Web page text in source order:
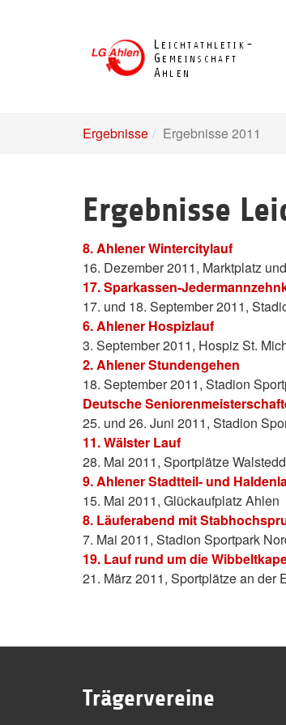
Ergebnisse Ergebnisse 2011
Ergebnisse
8. Ahlener Wintercitylauf
16. Dezember 2011, Marktplatz
17. Sparkassen-
17. und 18. September 2011,
6. Ahlener Hospizlauf
3. September 2011, Hospiz St.
2. Ahlener Stundengehen
18. September 2011, Stadion
Deutsche
25. und 26. Juni 2011, Stadion
11. Wälster Lauf
28. Mai 2011, Sportplätze
9. Ahlener Stadtteil- und
15. Mai 2011, Glückaufplatz Ahlen
8. Läuferabend mit
7. Mai 2011, Stadion Sportpark
19. Lauf rund um die
21. März 2011, Sportplätze an der
Trägervereine